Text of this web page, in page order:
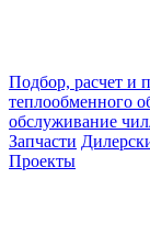
Подбор, расчет и
теплообменного
обслуживание
Запчасти
Проекты